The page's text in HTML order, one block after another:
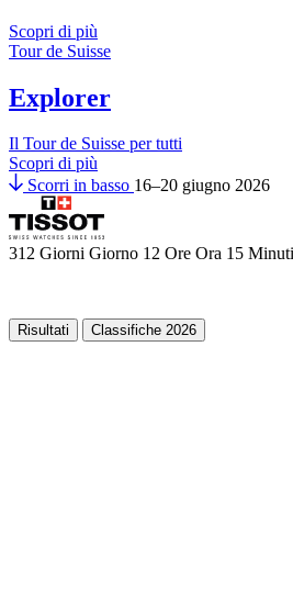
Scopri di più
Tour de Suisse
Explorer
Il Tour de Suisse per tutti
Scopri di più
Scorri in basso 16–20 giugno 2026
312 Giorni Giorno 12 Ore Ora 15 Minuti
Risultati Classifiche 2026